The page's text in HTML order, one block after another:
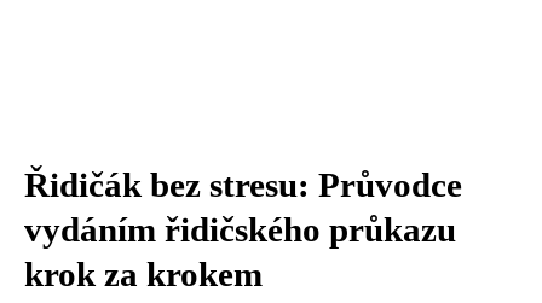
Řidičák bez stresu: Průvodce
vydáním řidičského průkazu
krok za krokem